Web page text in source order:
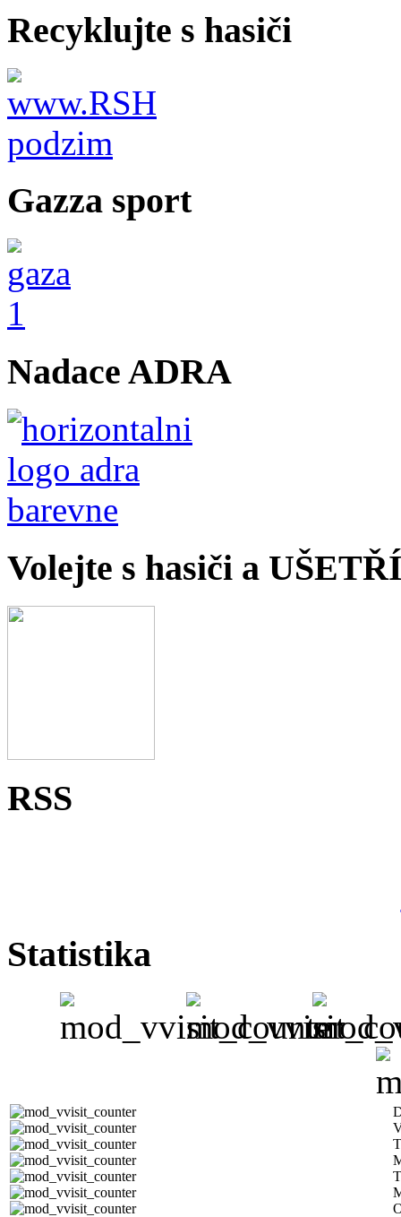
Recyklujte s hasiči
Gazza sport
Nadace ADRA
Volejte s hasiči a
RSS
Statistika